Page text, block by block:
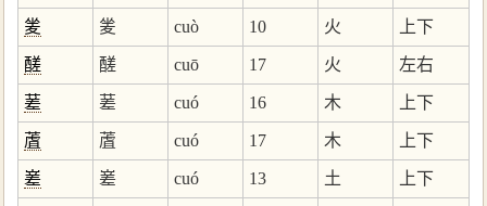
夎 夎 cuò 10 火 上下
醝 醝 cuō 17 火 左右
蒫 蒫 cuó 16 木 上下
蔖 蔖 cuó 17 木 上下
嵳 嵳 cuó 13 土 上下